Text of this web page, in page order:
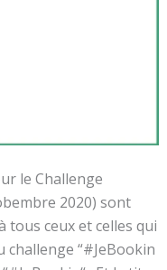
le Challenge
2020) sont
tous ceux et celles qui
“#JeBookin